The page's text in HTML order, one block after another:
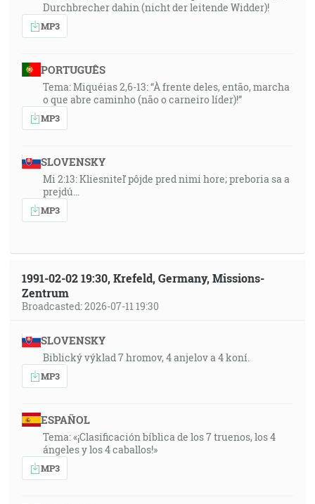
Durchbrecher dahin (nicht der leitende Widder)!
MP3
PORTUGUÊS
Tema: Miquéias 2,6-13: “À frente deles, então, marcha
o que abre caminho (não o carneiro líder)!”
MP3
SLOVENSKY
Mi 2:13: Kliesniteľ pôjde pred nimi hore; preboria sa a
prejdú…
MP3
1991-02-02 19:30, Krefeld, Germany, Missions-
Zentrum
Broadcasted: 2026-07-11 19:30
SLOVENSKY
Biblický výklad 7 hromov, 4 anjelov a 4 koní.
MP3
ESPAÑOL
Tema: «¡Clasificación bíblica de los 7 truenos, los 4
ángeles y los 4 caballos!»
MP3